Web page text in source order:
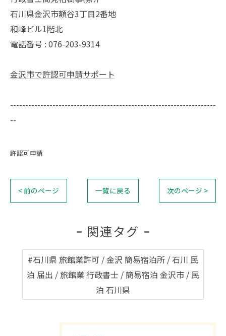
石川県金沢市額谷3丁目2番地
和峰ビル1階北
電話番号 : 076-203-9314
金沢市で許認可申請サポート
--------------------------------------------------------------------
--
許認可申請
< 前のページ 一覧に戻る 次のページ >
関連タグ
#石川県 旅館業許可 / 金沢 簡易宿泊所 / 石川 民
泊 届出 / 旅館業 行政書士 / 簡易宿泊 金沢市 / 民
泊 石川県